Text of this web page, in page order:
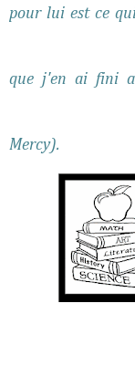
pour lui est ce
que j'en ai fini
Mercy).